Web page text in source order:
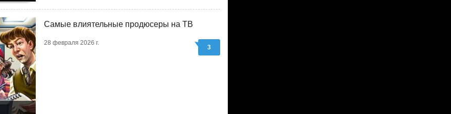
Самые влиятельные продюсеры на ТВ
28 февраля 2026 г.
3